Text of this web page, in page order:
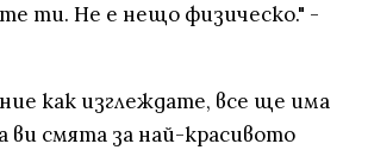
ти. Не е нещо физическо." -
как изглеждате, все ще има
ви смята за най-красивото